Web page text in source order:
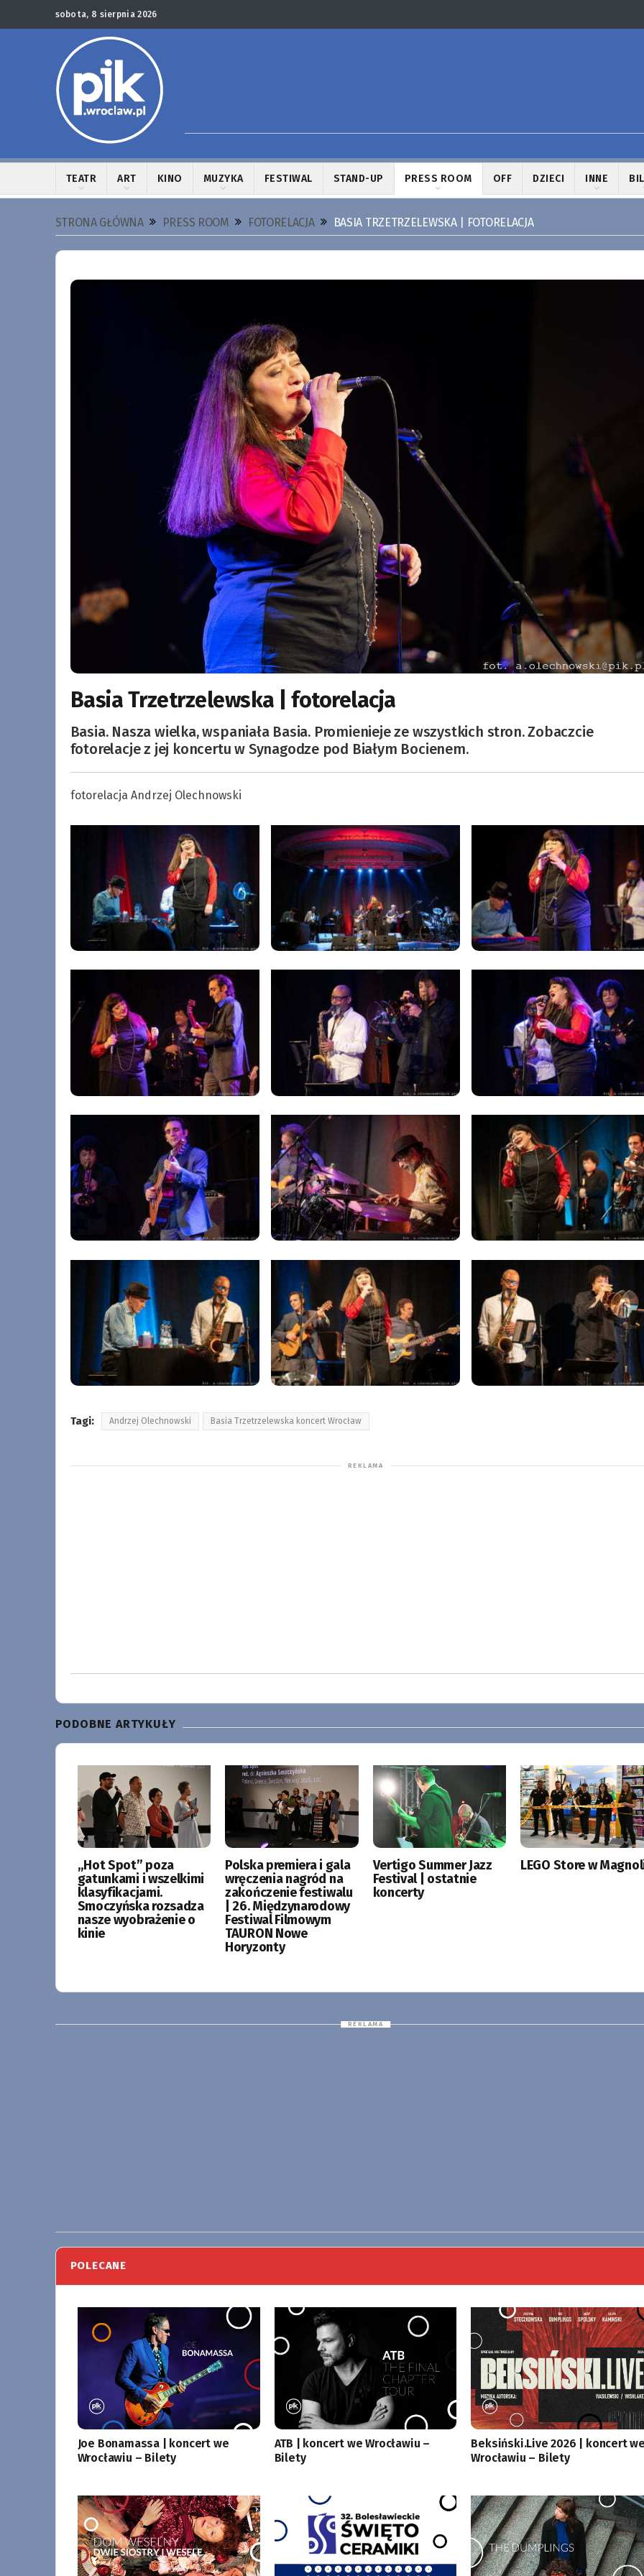
sobota, 8 sierpnia 2026
TEATR ART KINO MUZYKA FESTIWAL STAND-UP PRESS ROOM OFF DZIECI INNE
STRONA GŁÓWNA PRESS ROOM FOTORELACJA BASIA TRZETRZELEWSKA | FOTORELACJA
Basia Trzetrzelewska | fotorelacja
Basia. Nasza wielka, wspaniała Basia. Promienieje ze wszystkich stron. Zobaczcie
fotorelacje z jej koncertu w Synagodze pod Białym Bocienem.
fotorelacja Andrzej Olechnowski
Tagi: Andrzej Olechnowski Basia Trzetrzelewska koncert Wrocław
PODOBNE ARTYKUŁY
„Hot Spot” poza
gatunkami i wszelkimi
klasyfikacjami.
Smoczyńska rozsadza
nasze wyobrażenie o
kinie
Polska premiera i gala
wręczenia nagród na
zakończenie festiwalu
| 26. Międzynarodowy
Festiwal Filmowym
TAURON Nowe
Horyzonty
Vertigo Summer Jazz
Festival | ostatnie
koncerty
LEGO Store w
POLECANE
Joe Bonamassa | koncert we
Wrocławiu – Bilety
ATB | koncert we Wrocławiu –
Bilety
Beksiński.Live 2026 | koncert
Wrocławiu – Bilety